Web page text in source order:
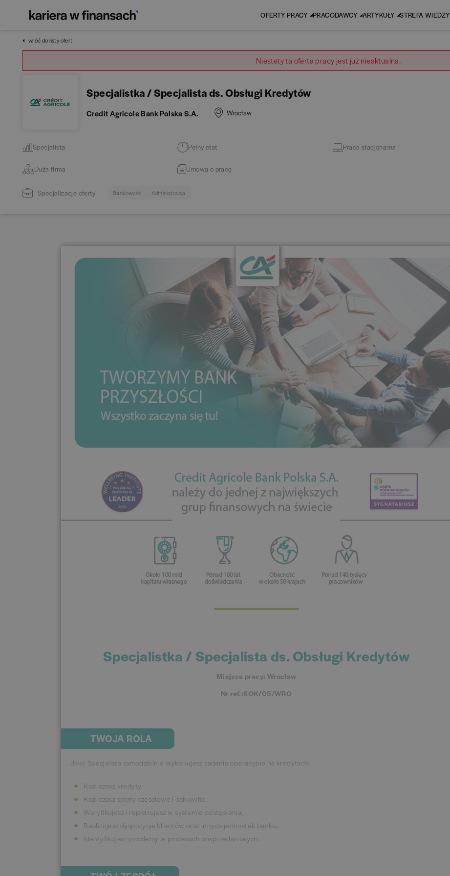
OFERTY PRACY PRACODAWCY ARTYKUŁY STREFA WIEDZY
wróć do listy ofert
Niestety ta oferta pracy jest już nieaktualna.
Specjalistka / Specjalista ds. Obsługi Kredytów
Credit Agricole Bank Polska S.A. Wrocław
Specjalista Pełny etat Praca stacjonarna
Duża firma Umowa o pracę
Specjalizacje oferty Bankowość Administracja
Specjalistka / Specjalista ds. Obsługi Kredytów
Miejsce pracy: Wrocław
Nr ref.:SOK/05/WRO
TWOJA ROLA
Jako Specjalista samodzielnie wykonujesz zadania operacyjne na kredytach:
Rozliczasz kredyty,
Rozliczasz spłaty częściowe i całkowite,
Weryfikujesz i rejestrujesz w systemie odstąpienia,
Realizujesz dyspozycje klientów oraz innych jednostek banku,
Identyfikujesz problemy w procesach posprzedażowych.